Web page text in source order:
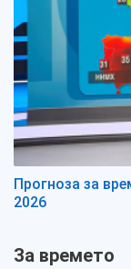
Прогноза за
2026
За времето